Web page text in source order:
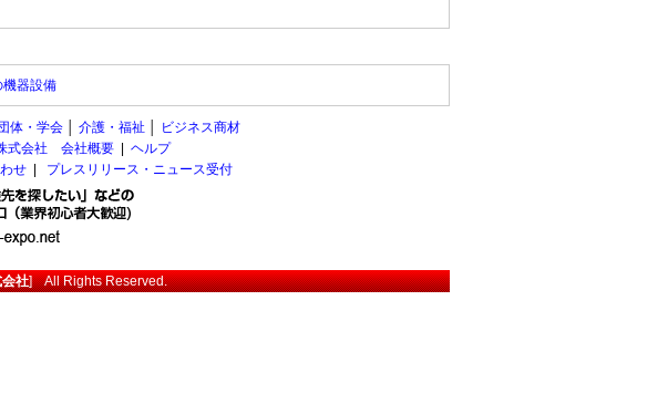
機器設備
団体・学会 介護・福祉
ビジネス商材
式会社 会社概要
ヘルプ
せ プレスリリース・ニュース受付
社] All Rights Reserved.